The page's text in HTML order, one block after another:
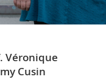
Véronique
Cusin